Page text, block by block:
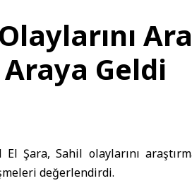
Geldi
El Şara, Sahil olaylarını
değerlendirdi.